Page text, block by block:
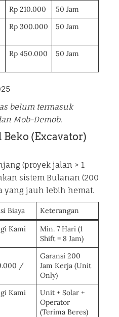
Rp 210.000
50 Jam
Rp 300.000 50 Jam
Rp 450.000 50 Jam
belum termasuk
Mob-Demob.
(Excavator)
(proyek jalan > 1
sistem Bulanan (200
yang jauh lebih hemat.
Biaya
Keterangan
Kami
Min. 7 Hari (1
Shift = 8 Jam)
/
Garansi 200
Jam Kerja (Unit
Only)
Kami
Unit + Solar +
Operator
(Terima Beres)